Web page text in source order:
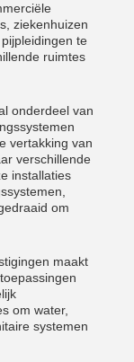
ziekenhuizen
te
ruimtes
onderdeel van
vertakking van
verschillende
installaties
om
maakt
om water,
systemen